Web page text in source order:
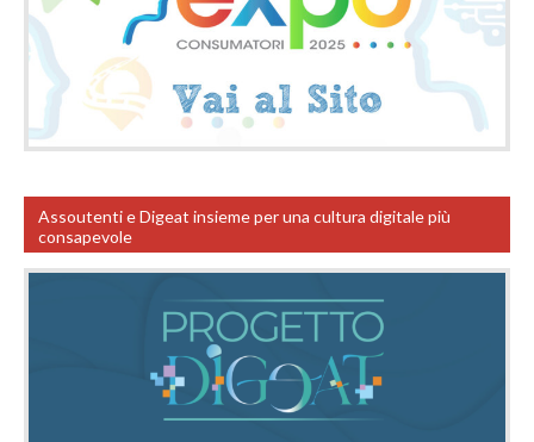
Assoutenti e Digeat insieme per una cultura digitale più
consapevole